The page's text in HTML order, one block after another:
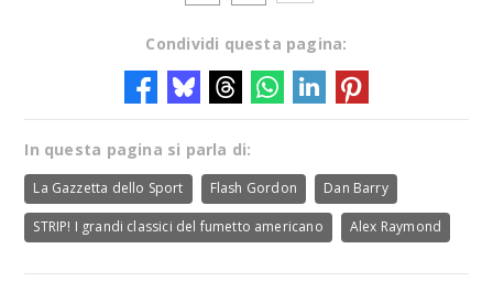
Condividi questa pagina:
In questa pagina si parla di:
La Gazzetta dello Sport Flash Gordon Dan Barry
STRIP! I grandi classici del fumetto americano Alex Raymond